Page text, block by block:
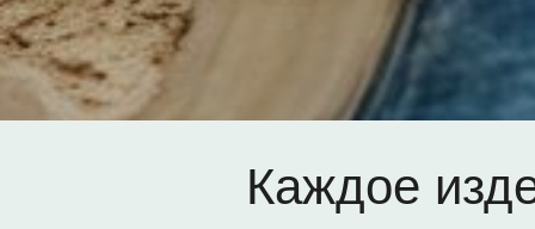
Каждое